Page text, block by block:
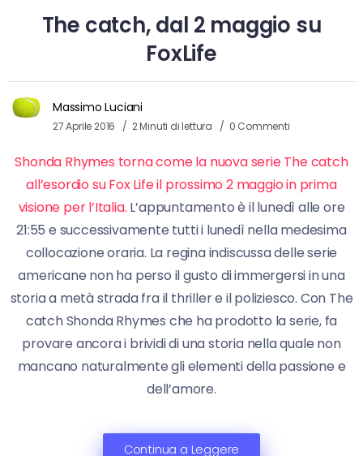
The catch, dal 2 maggio su
FoxLife
Massimo Luciani
27 Aprile 2016 2 Minuti di lettura 0 Commenti
Shonda Rhymes torna come la nuova serie The catch
all’esordio su Fox Life il prossimo 2 maggio in prima
visione per l’Italia. L’appuntamento è il lunedì alle ore
21:55 e successivamente tutti i lunedì nella medesima
collocazione oraria. La regina indiscussa delle serie
americane non ha perso il gusto di immergersi in una
storia a metà strada fra il thriller e il poliziesco. Con The
catch Shonda Rhymes che ha prodotto la serie, fa
provare ancora i brividi di una storia nella quale non
mancano naturalmente gli elementi della passione e
dell’amore.
Continua a Leggere